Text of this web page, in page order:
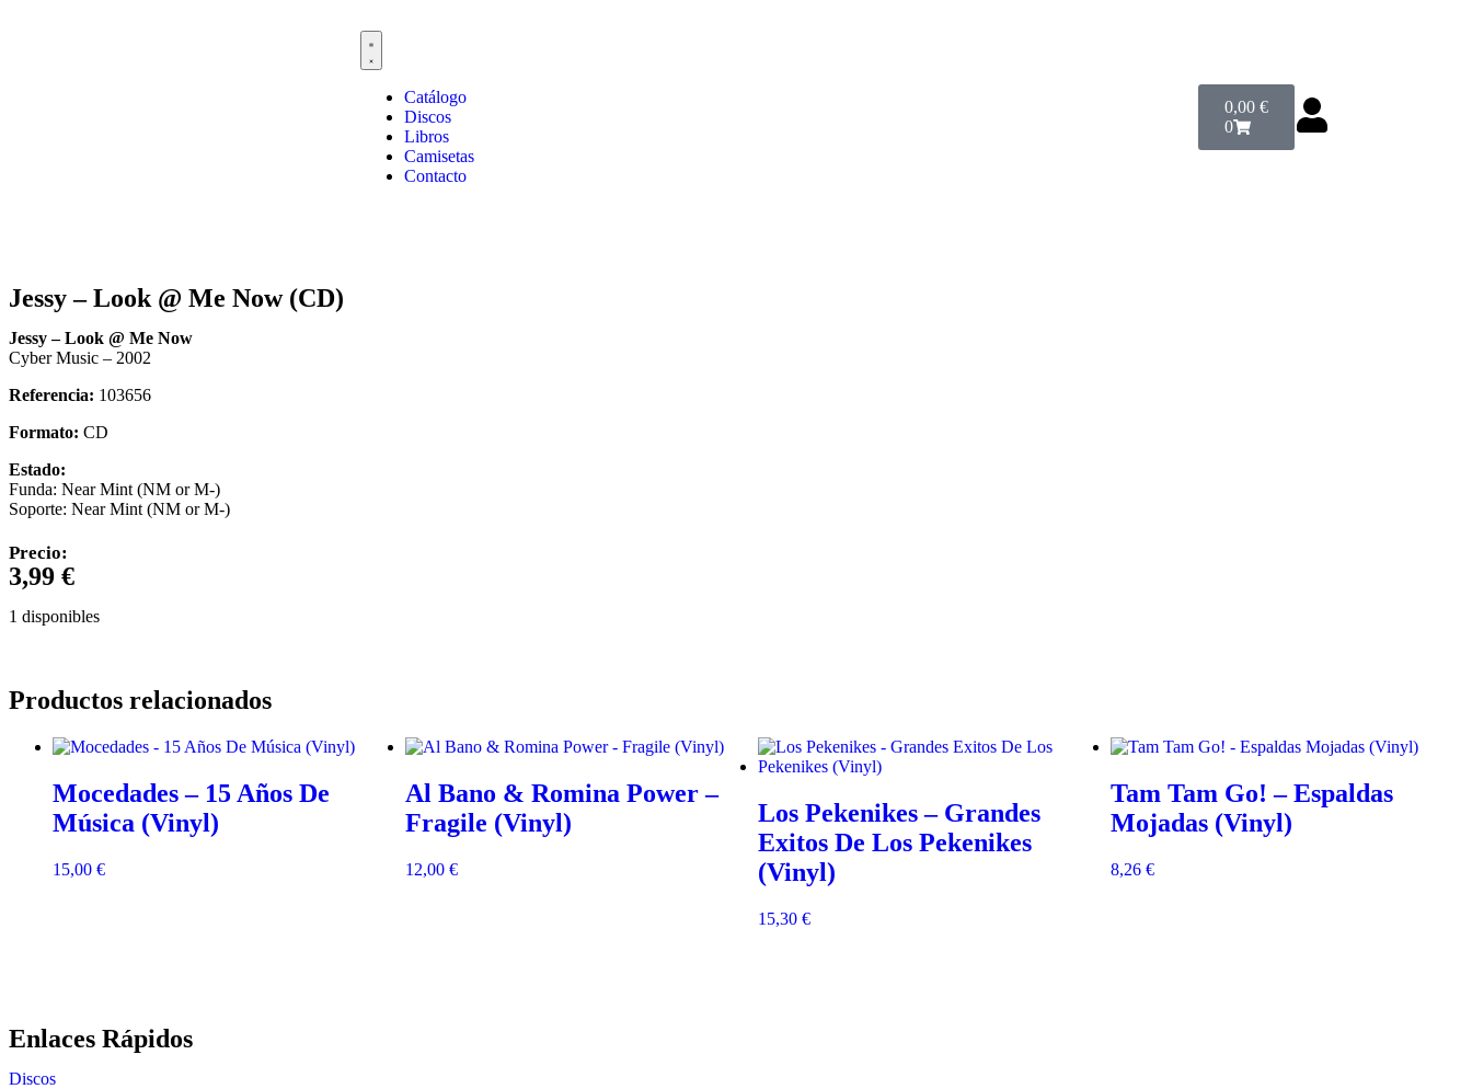
Catálogo
Discos
Libros
Camisetas
Contacto
0,00€
0
Jessy – Look @ Me Now (CD)
Jessy – Look @ Me Now
Cyber Music – 2002
Referencia: 103656
Formato: CD
Estado:
Funda: Near Mint (NM or M-)
Soporte: Near Mint (NM or M-)
Precio:
3,99 €
1 disponibles
Productos relacionados
Mocedades – 15 Años De
Música (Vinyl)
15,00 €
Al Bano & Romina Power –
Fragile (Vinyl)
12,00 €
Los Pekenikes – Grandes
Exitos De Los Pekenikes
(Vinyl)
15,30 €
Tam Tam Go! – Espaldas
Mojadas (Vinyl)
8,26 €
Enlaces Rápidos
Discos